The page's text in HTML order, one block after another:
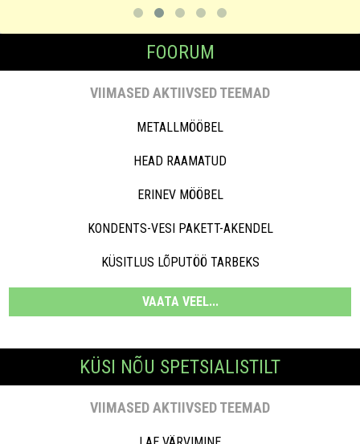
FOORUM
VIIMASED AKTIIVSED TEEMAD
METALLMÖÖBEL
HEAD RAAMATUD
ERINEV MÖÖBEL
KONDENTS-VESI PAKETT-AKENDEL
KÜSITLUS LÕPUTÖÖ TARBEKS
VAATA VEEL...
KÜSI NÕU SPETSIALISTILT
VIIMASED AKTIIVSED TEEMAD